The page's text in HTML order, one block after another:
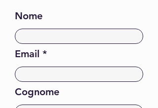
Nome
Email
Cognome